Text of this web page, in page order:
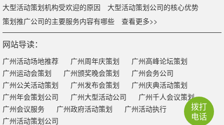
大型活动策划机构受欢迎的原因
大型活动策划公司的核心优势
策划推广公司的主要服务内容有哪些
查看更多>>
网站导读：
广州活动场地推荐 广州周年庆策划
广州高峰论坛策划
广州运动会策划
广州颁奖晚会策划
广州会务公司
广州公关活动策划
广州发布会策划
广州庆典活动策划
广州年会策划公司
广州大型活动公司
广州千人会议策划
广州会议服务
广州政府活动策划
广州活动执行
广州活动策划公司
拨打
电话